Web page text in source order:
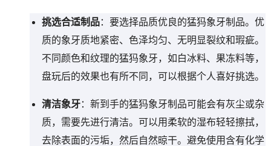
挑选合适制品：要选择品质优良的猛犸象牙制品。优
质的象牙质地紧密、色泽均匀、无明显裂纹和瑕疵。
不同颜色和纹理的猛犸象牙，如白冰料、果冻料等，
盘玩后的效果也有所不同，可以根据个人喜好挑选。
清洁象牙：新到手的猛犸象牙制品可能会有灰尘或杂
质，需要先进行清洁。可以用柔软的湿布轻轻擦拭，
去除表面的污垢，然后自然晾干。避免使用含有化学